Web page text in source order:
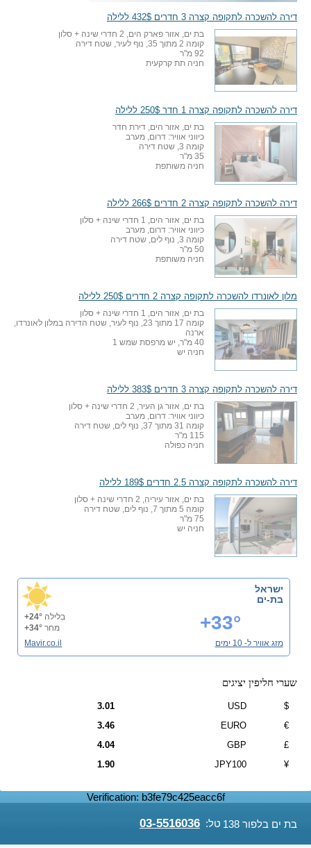
בת ים בלפור 138 טל: 03-5516036
דירה להשכרה לתקופה קצרה 3 חדרים 432$ ללילה
בת ים, אזור פארק הים, 2 חדרי שינה + סלון
קומה 2 מתוך 35, נוף לעיר, שטח דירה
92 מ"ר
חניה תת קרקעית
דירה להשכרה לתקופה קצרה 1 חדר 250$ ללילה
בת ים, אזור הים, דירת חדר
כיווני אוויר: דרום, מערב
קומה 3, שטח דירה
35 מ"ר
חניה משותפת
דירה להשכרה לתקופה קצרה 2 חדרים 266$ ללילה
בת ים, אזור הים, 1 חדרי שינה + סלון
כיווני אוויר: דרום, מערב
קומה 3, נוף לים, שטח דירה
50 מ"ר
חניה משותפת
מלון לאונרדו להשכרה לתקופה קצרה 2 חדרים 250$ ללילה
בת ים, אזור הים, 1 חדרי שינה + סלון
קומה 17 מתוך 23, נוף לעיר, שטח הדירה במלון לאונרדו,
ארנה
40 מ"ר, יש מרפסת שמש 1
חניה יש
דירה להשכרה לתקופה קצרה 3 חדרים 383$ ללילה
בת ים, אזור גן העיר, 2 חדרי שינה + סלון
כיווני אוויר: דרום, מערב
קומה 31 מתוך 37, נוף לים, שטח דירה
115 מ"ר
חניה כפולה
דירה להשכרה לתקופה קצרה 2.5 חדרים 189$ ללילה
בת ים, אזור עיריה, 2 חדרי שינה + סלון
קומה 5 מתוך 7, נוף לים, שטח דירה
75 מ"ר
חניה יש
ישראל
בת-ים
+33° בלילה +24°
מחר +34°
מזג אוויר ל- 10 ימים
Mavir.co.il
שערי חליפין יציגים
$
USD
3.01
€
EURO
3.46
£
GBP
4.04
¥
JPY100
1.90
Verification: b3fe79c425eacc6f